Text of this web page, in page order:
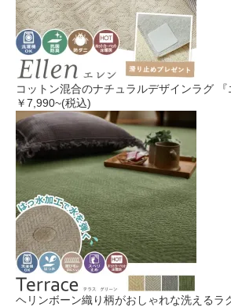
コットン混合のナチュラルデザインラグ 『
￥7,990~(税込)
ヘリンボーン織り柄がおしゃれな洗えるラ